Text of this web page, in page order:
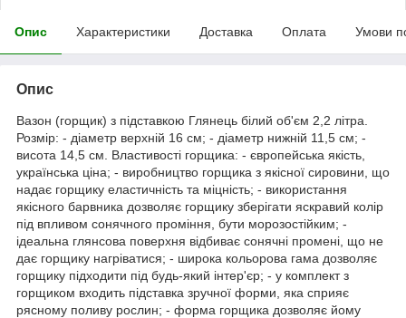
Опис Характеристики Доставка Оплата Умови
Опис
Вазон (горщик) з підставкою Глянець білий об'єм 2,2 літра.
Розмір: - діаметр верхній 16 см; - діаметр нижній 11,5 см; -
висота 14,5 см. Властивості горщика: - європейська якість,
українська ціна; - виробництво горщика з якісної сировини, що
надає горщику еластичність та міцність; - використання
якісного барвника дозволяє горщику зберігати яскравий колір
під впливом сонячного проміння, бути морозостійким; -
ідеальна глянсова поверхня відбиває сонячні промені, що не
дає горщику нагріватися; - широка кольорова гама дозволяє
горщику підходити під будь-який інтер'єр; - у комплект з
горщиком входить підставка зручної форми, яка сприяє
рясному поливу рослин; - форма горщика дозволяє йому